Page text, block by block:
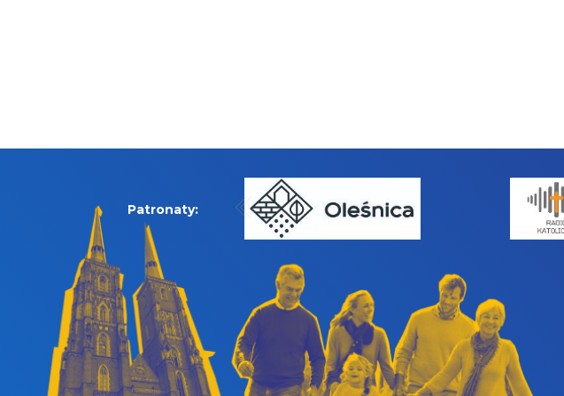
Patronaty: